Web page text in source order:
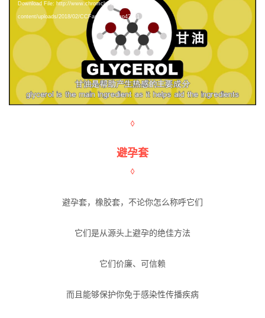
放
器
Download File: http://www.chromclass.com/wp-
content/uploads/2018/02/CCFansub016.mp4?_=1
◊
避孕套
◊
避孕套，橡胶套，不论你怎么称呼它们
它们是从源头上避孕的绝佳方法
它们价廉、可信赖
而且能够保护你免于感染性传播疾病